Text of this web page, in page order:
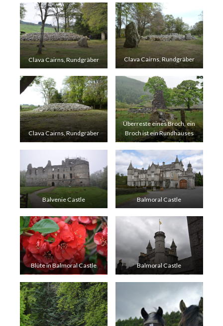
Clava Cairns, Rundgräber Clava Cairns, Rundgräber
Clava Cairns, Rundgräber
Überreste eines Broch, ein
Broch ist ein Rundhauses
Balvenie Castle Balmoral Castle
Blüte in Balmoral Castle Balmoral Castle